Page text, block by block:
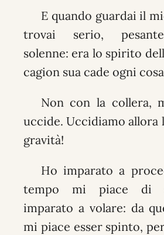
E quando guardai il
trovai serio,
solenne: era lo spirito
cagion sua cade ogni
Non con la collera,
uccide. Uccidiamo allora
gravità!
Ho imparato a
tempo mi piace di
imparato a volare: da
mi piace esser spinto,